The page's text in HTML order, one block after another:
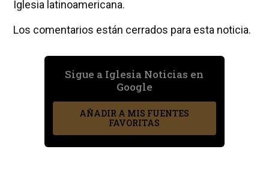
Iglesia latinoamericana.
Los comentarios están cerrados para esta noticia.
Sigue a Iglesia Noticias en
Google
AÑADIR A MIS FUENTES
FAVORITAS